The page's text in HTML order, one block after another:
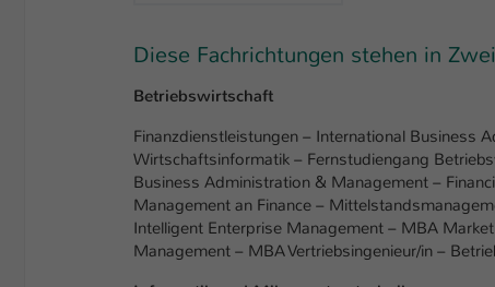
Diese Fachrichtungen stehen in
Betriebswirtschaft
Finanzdienstleistungen – International Business
Wirtschaftsinformatik – Fernstudiengang
Business Administration & Management –
Management an Finance –
Intelligent Enterprise Management – MBA
Management – MBA Vertriebsingenieur/in –